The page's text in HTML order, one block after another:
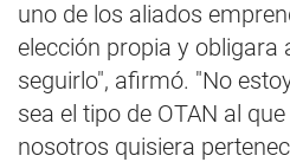
uno de los aliados
elección propia y obligara
seguirlo", afirmó. "No
sea el tipo de OTAN al
nosotros quisiera